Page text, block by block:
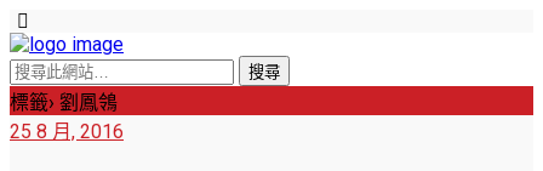
標籤› 劉鳳鴒
25 8 月, 2016